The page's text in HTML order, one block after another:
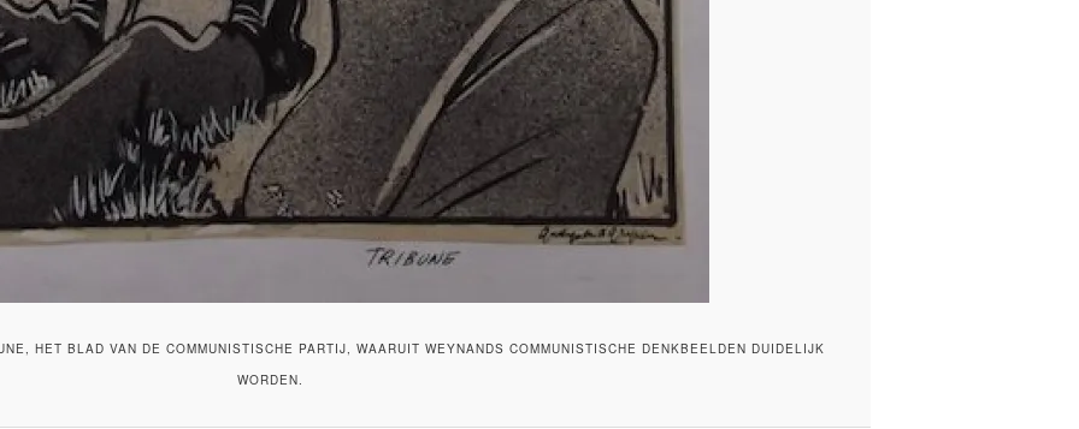
HET BLAD VAN DE COMMUNISTISCHE PARTIJ, WAARUIT WEYNANDS COMMUNISTISCHE DENKBEELDEN DUIDELIJK
WORDEN.